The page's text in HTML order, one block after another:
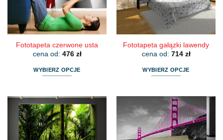
na
stronie
produktu
na
stronie
produktu
Fototapeta czerwone usta
cena od: 476 zł
WYBIERZ OPCJE
ma
wiele
wariantów.
Opcje
Fototapeta gałązki lawendy
cena od: 714 zł
WYBIERZ OPCJE
ma
wiele
wariantów.
Opcje